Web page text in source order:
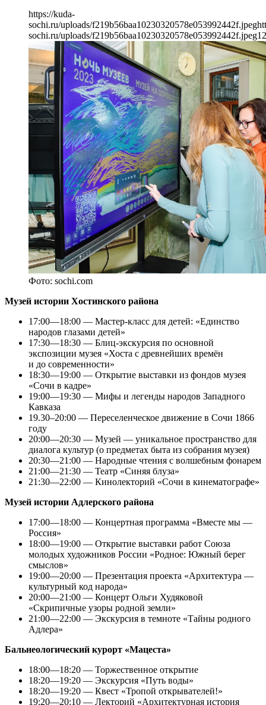
https://kuda-
sochi.ru/uploads/f219b56baa10230320578e053992442f.jpeg
sochi.ru/uploads/f219b56baa10230320578e053992442f.jpeg
Фото: sochi.com
Музей истории Хостинского района
17:00—18:00 — Мастер-класс для детей: «Единство
народов глазами детей»
17:30—18:30 — Блиц-экскурсия по основной
экспозиции музея «Хоста с древнейших времён
и до современности»
18:30—19:00 — Открытие выставки из фондов музея
«Сочи в кадре»
19:00—19:30 — Мифы и легенды народов Западного
Кавказа
19.30–20:00 — Переселенческое движение в Сочи 1866
году
20:00—20:30 — Музей — уникальное пространство для
диалога культур (о предметах быта из собрания музея)
20:30—21:00 — Народные чтения с волшебным фонарем
21:00—21:30 — Театр «Синяя блуза»
21:30—22:00 — Кинолекторий «Сочи в кинематографе»
Музей истории Адлерского района
17:00—18:00 — Концертная программа «Вместе мы —
Россия»
18:00—19:00 — Открытие выставки работ Союза
молодых художников России «Родное: Южный берег
смыслов»
19:00—20:00 — Презентация проекта «Архитектура —
культурный код народа»
20:00—21:00 — Концерт Ольги Худяковой
«Скрипичные узоры родной земли»
21:00—22:00 — Экскурсия в темноте «Тайны родного
Адлера»
Бальнеологический курорт «Мацеста»
18:00—18:20 — Торжественное открытие
18:20—19:20 — Экскурсия «Путь воды»
18:20—19:20 — Квест «Тропой открывателей!»
19:20—20:10 — Лекторий «Архитектурная история